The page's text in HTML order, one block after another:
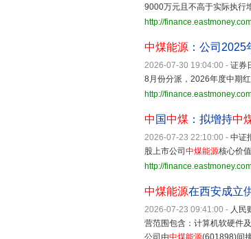
9000万元且不高于实际执行
http://
中煤能源 ：公司
2026-07-30 19:04:00 - 证券
8月份分派，2026年度中期
http://
中 国中煤 ：拟增持中
2026-07-23 22:10:00 - 中证
股上市公司 中煤能源核心价
http://
中煤能源在西安成立
2026-07-23 09:41:00 - 人民
营范围包含：计算机软硬件
公司由中煤能源(601898)间